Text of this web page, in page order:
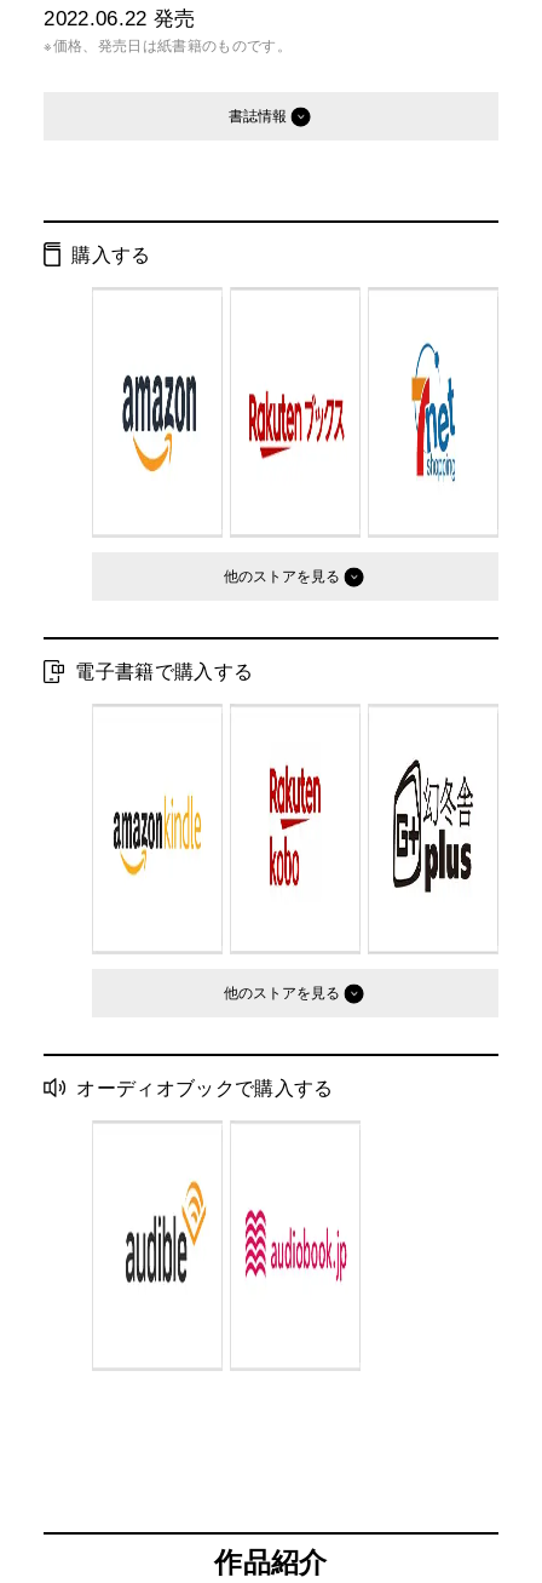
2022.06.22 発売
※価格、発売日は紙書籍のものです。
書誌情報
ISBN： 9784344039773
判型：
購入する
他のストア
電子書籍で購入する
他のストア
オーディオブックで購入する
作品紹介